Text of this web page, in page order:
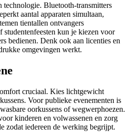
technologie. Bluetooth-transmitters
aantal apparaten simultaan,
tientallen ontvangers
studentenfeesten kun je kiezen voor
bedienen. Denk ook aan licenties en
omgevingen werkt.
cruciaal. Kies lichtgewicht
Voor publieke evenementen is
oorkussens of wegwerphoezen.
kinderen en volwassenen en zorg
zodat iedereen de werking begrijpt.